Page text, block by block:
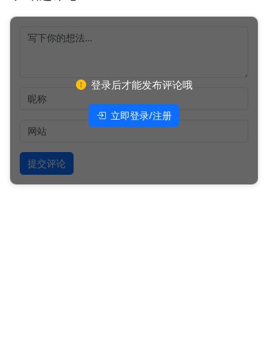
登录后才能发布评论哦
立即登录/注册
提交评论